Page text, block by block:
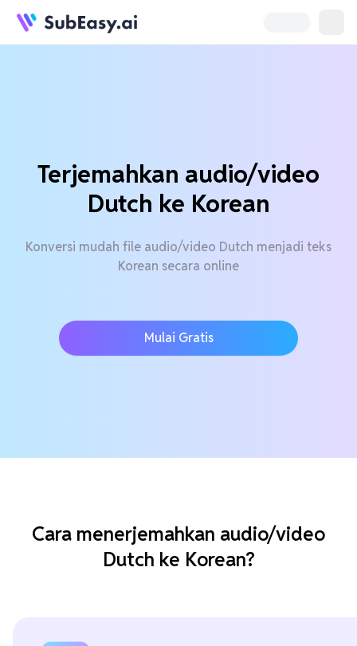
Terjemahkan audio/video
Dutch ke Korean
Konversi mudah file audio/video Dutch menjadi teks
Korean secara online
Mulai Gratis
Cara menerjemahkan audio/video
Dutch ke Korean?